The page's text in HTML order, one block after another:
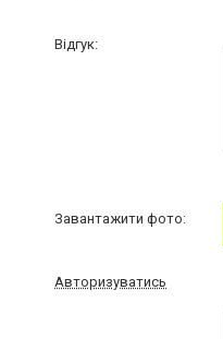
Відгук:
Завантажити фото:
Авторизуватись